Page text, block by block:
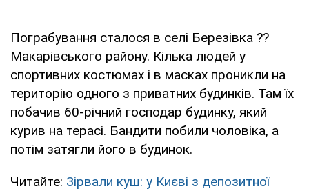
Пограбування сталося в селі Березівка ??
Макарівського району. Кілька людей у
спортивних костюмах і в масках проникли на
територію одного з приватних будинків. Там їх
побачив 60-річний господар будинку, який
курив на терасі. Бандити побили чоловіка, а
потім затягли його в будинок.
Читайте: Зірвали куш: у Києві з депозитної